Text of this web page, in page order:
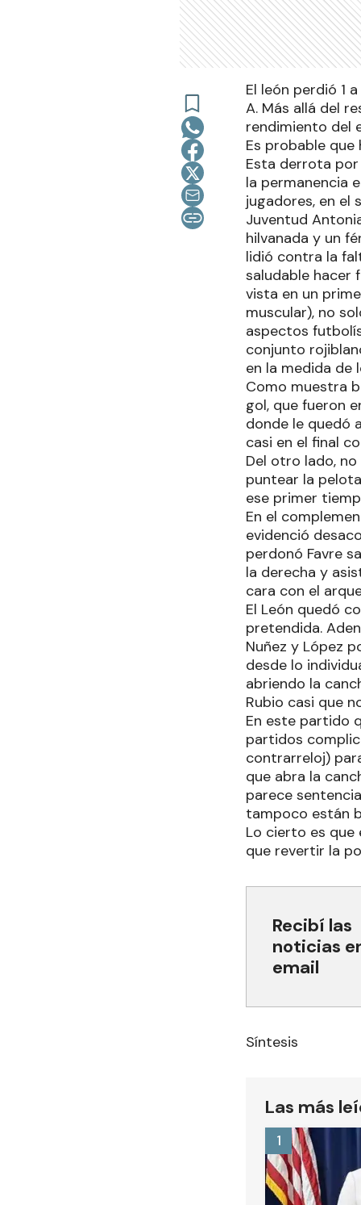
El león perdió 1
A. Más allá del
rendimiento del
Es probable
Esta derrota
la permanencia
jugadores, en el
Juventud
hilvanada y un
lidió contra la
saludable hacer
vista en un
muscular), no
aspectos
conjunto
en la medida
Como muestra
gol, que fueron
donde le quedó
casi en el final
Del otro lado,
puntear la
ese primer
En el
evidenció
perdonó Favre
la derecha y
cara con el
El León quedó
pretendida.
Nuñez y López
desde lo
abriendo la
Rubio casi que
En este partido
partidos
contrarreloj)
que abra la
parece
tampoco están
Lo cierto es que
que revertir la
Recibí las
noticias
email
Síntesis
Las más
1